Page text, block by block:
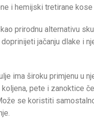
i hemijski tretirane
prirodnu alternativu
jačanju dlake i
ima široku primjenu u
pete i zanoktice
se koristiti